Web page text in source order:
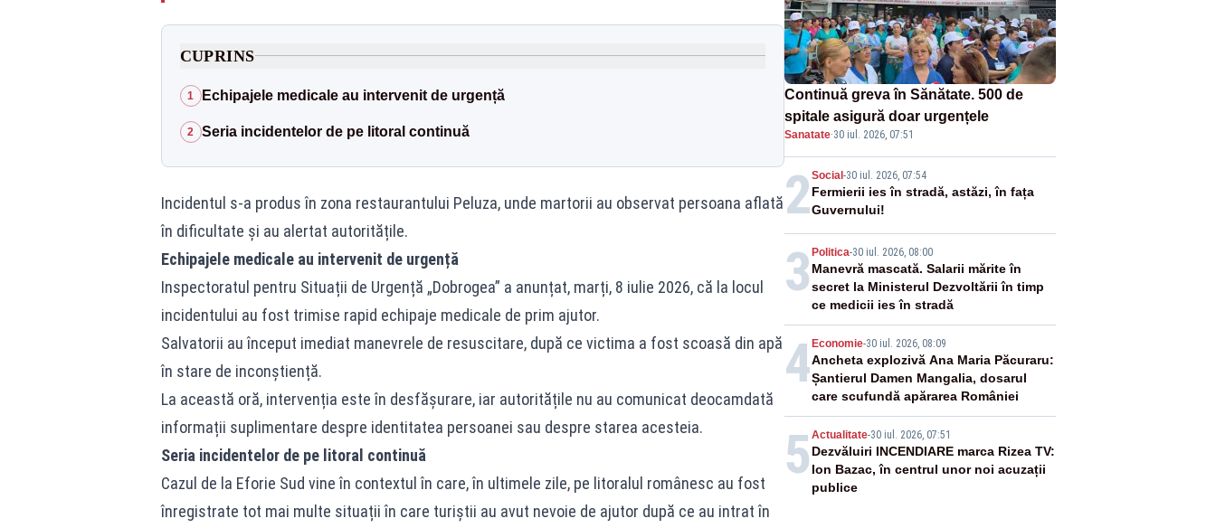
CUPRINS
1 Echipajele medicale au intervenit de urgență
2 Seria incidentelor de pe litoral continuă
Incidentul s-a produs în zona restaurantului Peluza, unde martorii au observat persoana aflată
în dificultate și au alertat autoritățile.
Echipajele medicale au intervenit de urgență
Inspectoratul pentru Situații de Urgență „Dobrogea” a anunțat, marți, 8 iulie 2026, că la locul
incidentului au fost trimise rapid echipaje medicale de prim ajutor.
Salvatorii au început imediat manevrele de resuscitare, după ce victima a fost scoasă din apă
în stare de inconștiență.
La această oră, intervenția este în desfășurare, iar autoritățile nu au comunicat deocamdată
informații suplimentare despre identitatea persoanei sau despre starea acesteia.
Seria incidentelor de pe litoral continuă
Cazul de la Eforie Sud vine în contextul în care, în ultimele zile, pe litoralul românesc au fost
înregistrate tot mai multe situații în care turiștii au avut nevoie de ajutor după ce au intrat în
Continuă greva în Sănătate. 500 de
spitale asigură doar urgențele
Sanatate·30 iul. 2026, 07:51
2Social-30 iul. 2026, 07:54
Fermierii ies în stradă, astăzi, în fața
Guvernului!
3 Politica-30 iul. 2026, 08:00
Manevră mascată. Salarii mărite în
secret la Ministerul Dezvoltării în timp
ce medicii ies în stradă
4Economie-30 iul. 2026, 08:09
Ancheta explozivă Ana Maria Păcuraru:
Șantierul Damen Mangalia, dosarul
care scufundă apărarea României
5 Actualitate-30 iul. 2026, 07:51
Dezvăluiri INCENDIARE marca Rizea TV:
Ion Bazac, în centrul unor noi acuzații
publice